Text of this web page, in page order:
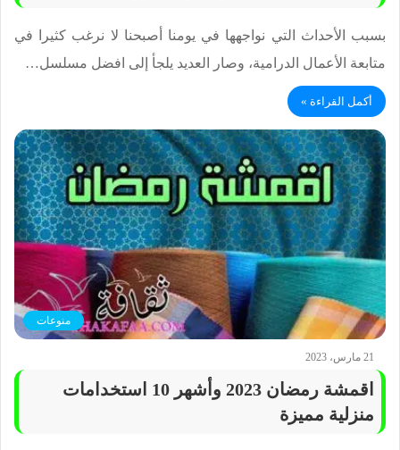
بسبب الأحداث التي نواجهها في يومنا أصبحنا لا نرغب كثيرا في
متابعة الأعمال الدرامية، وصار العديد يلجأ إلى افضل مسلسل…
أكمل القراءة »
منوعات
21 مارس، 2023
اقمشة رمضان 2023 وأشهر 10 استخدامات
منزلية مميزة